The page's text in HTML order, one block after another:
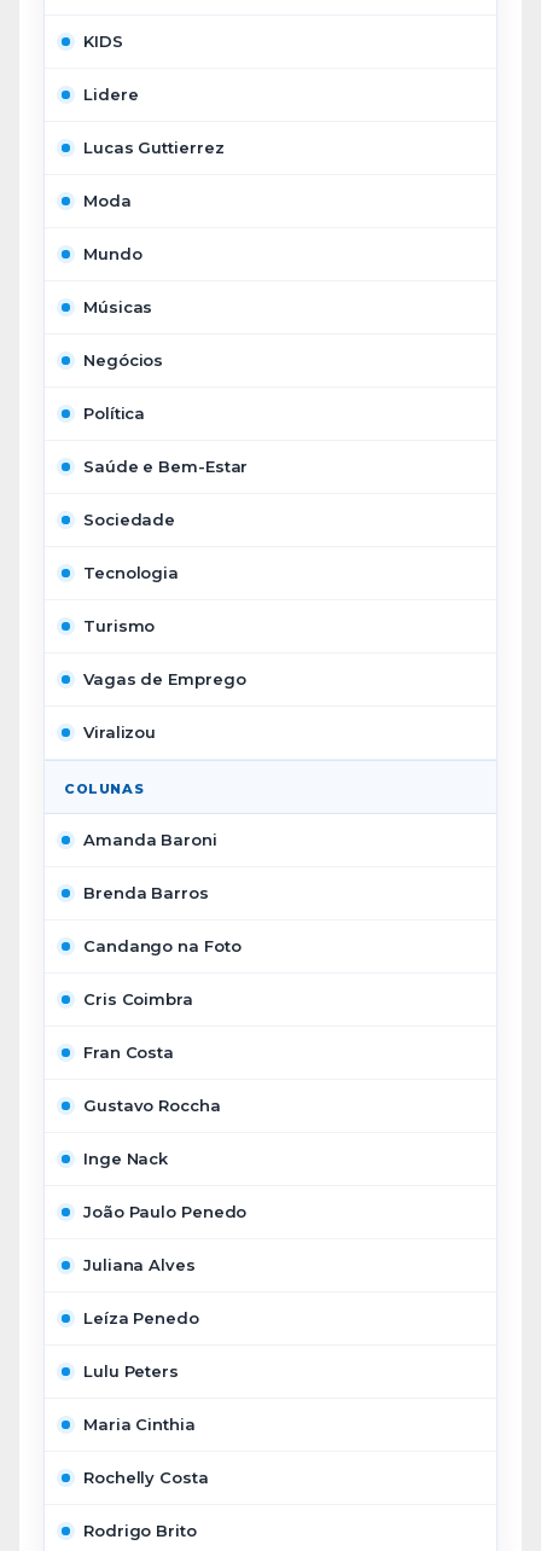
KIDS
Lidere
Lucas Guttierrez
Moda
Mundo
Músicas
Negócios
Política
Saúde e Bem-Estar
Sociedade
Tecnologia
Turismo
Vagas de Emprego
Viralizou
COLUNAS
Amanda Baroni
Brenda Barros
Candango na Foto
Cris Coimbra
Fran Costa
Gustavo Roccha
Inge Nack
João Paulo Penedo
Juliana Alves
Leíza Penedo
Lulu Peters
Maria Cinthia
Rochelly Costa
Rodrigo Brito